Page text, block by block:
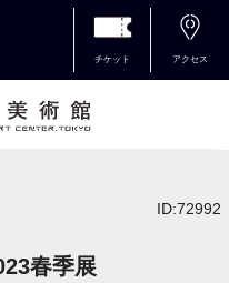
チケット アクセス
ID:72992
春季展